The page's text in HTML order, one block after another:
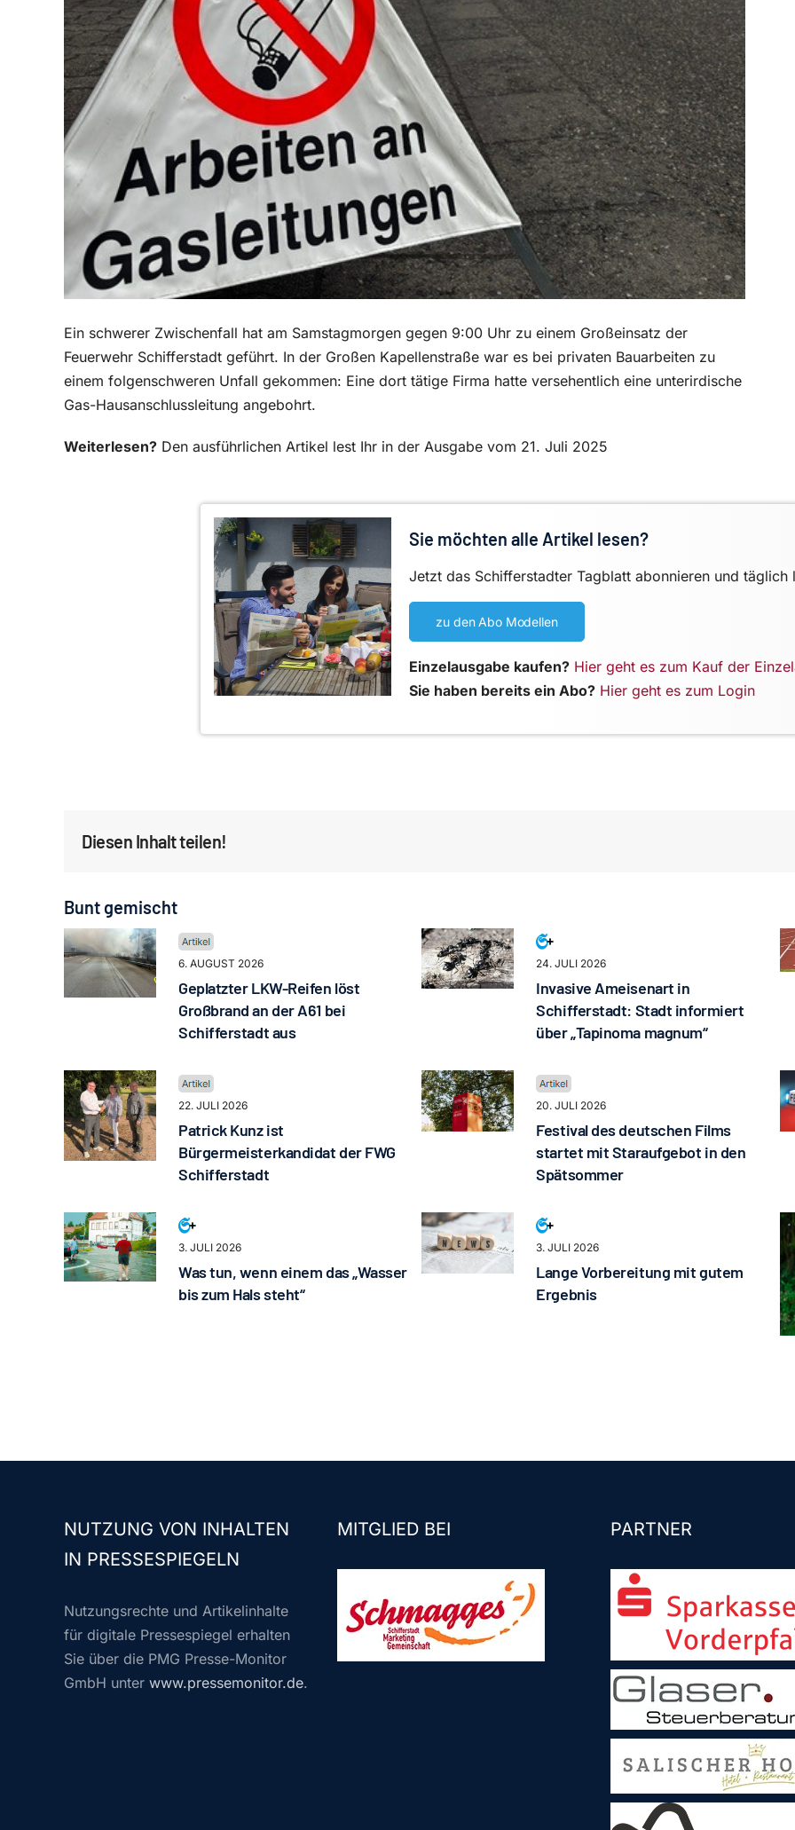
Ein schwerer Zwischenfall hat am Samstagmorgen gegen 9:00 Uhr zu einem Großeinsatz der
Feuerwehr Schifferstadt geführt. In der Großen Kapellenstraße war es bei privaten Bauarbeiten zu
einem folgenschweren Unfall gekommen: Eine dort tätige Firma hatte versehentlich eine unterirdische
Gas-Hausanschlussleitung angebohrt.
Weiterlesen? Den ausführlichen Artikel lest Ihr in der Ausgabe vom 21. Juli 2025
Sie möchten alle Artikel lesen?
Jetzt das Schifferstadter Tagblatt abonnieren und täglich
zu den Abo Modellen
Einzelausgabe kaufen? Hier geht es zum Kauf der
Sie haben bereits ein Abo? Hier geht es zum Login
Diesen Inhalt teilen!
Bunt gemischt
6. AUGUST 2026
Geplatzter LKW-Reifen löst
Großbrand an der A61 bei
Schifferstadt aus
24. JULI 2026
Invasive Ameisenart in
Schifferstadt: Stadt informiert
über „Tapinoma magnum“
22. JULI 2026
Patrick Kunz ist
Bürgermeisterkandidat der FWG
Schifferstadt
20. JULI 2026
Festival des deutschen Films
startet mit Staraufgebot in den
Spätsommer
3. JULI 2026
Was tun, wenn einem das „Wasser
bis zum Hals steht“
3. JULI 2026
Lange Vorbereitung mit gutem
Ergebnis
NUTZUNG VON INHALTEN
IN PRESSESPIEGELN
Nutzungsrechte und Artikelinhalte
für digitale Pressespiegel erhalten
Sie über die PMG Presse-Monitor
GmbH unter www.pressemonitor.de.
MITGLIED BEI PARTNER